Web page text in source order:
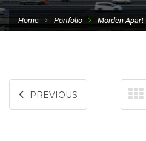
Home Portfolio Morden Apart
PREVIOUS